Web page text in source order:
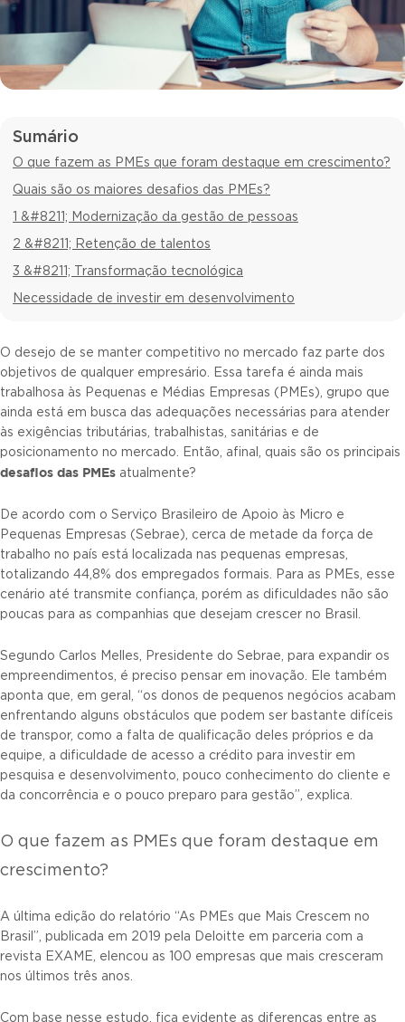
Sumário
O que fazem as PMEs que foram destaque em crescimento?
Quais são os maiores desafios das PMEs?
1 &#8211; Modernização da gestão de pessoas
2 &#8211; Retenção de talentos
3 &#8211; Transformação tecnológica
Necessidade de investir em desenvolvimento
O desejo de se manter competitivo no mercado faz parte dos
objetivos de qualquer empresário. Essa tarefa é ainda mais
trabalhosa às Pequenas e Médias Empresas (PMEs), grupo que
ainda está em busca das adequações necessárias para atender
às exigências tributárias, trabalhistas, sanitárias e de
posicionamento no mercado. Então, afinal, quais são os principais
desafios das PMEs atualmente?
De acordo com o Serviço Brasileiro de Apoio às Micro e
Pequenas Empresas (Sebrae), cerca de metade da força de
trabalho no país está localizada nas pequenas empresas,
totalizando 44,8% dos empregados formais. Para as PMEs, esse
cenário até transmite confiança, porém as dificuldades não são
poucas para as companhias que desejam crescer no Brasil.
Segundo Carlos Melles, Presidente do Sebrae, para expandir os
empreendimentos, é preciso pensar em inovação. Ele também
aponta que, em geral, “os donos de pequenos negócios acabam
enfrentando alguns obstáculos que podem ser bastante difíceis
de transpor, como a falta de qualificação deles próprios e da
equipe, a dificuldade de acesso a crédito para investir em
pesquisa e desenvolvimento, pouco conhecimento do cliente e
da concorrência e o pouco preparo para gestão”, explica.
O que fazem as PMEs que foram destaque em
crescimento?
A última edição do relatório “As PMEs que Mais Crescem no
Brasil”, publicada em 2019 pela Deloitte em parceria com a
revista EXAME, elencou as 100 empresas que mais cresceram
nos últimos três anos.
Com base nesse estudo, fica evidente as diferenças entre as